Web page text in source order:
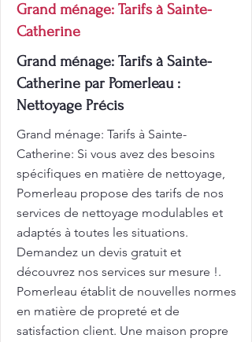
Grand ménage: Tarifs à Sainte-
Catherine
Grand ménage: Tarifs à Sainte-
Catherine par Pomerleau :
Nettoyage Précis
Grand ménage: Tarifs à Sainte-
Catherine: Si vous avez des besoins
spécifiques en matière de nettoyage,
Pomerleau propose des tarifs de nos
services de nettoyage modulables et
adaptés à toutes les situations.
Demandez un devis gratuit et
découvrez nos services sur mesure !.
Pomerleau établit de nouvelles normes
en matière de propreté et de
satisfaction client. Une maison propre